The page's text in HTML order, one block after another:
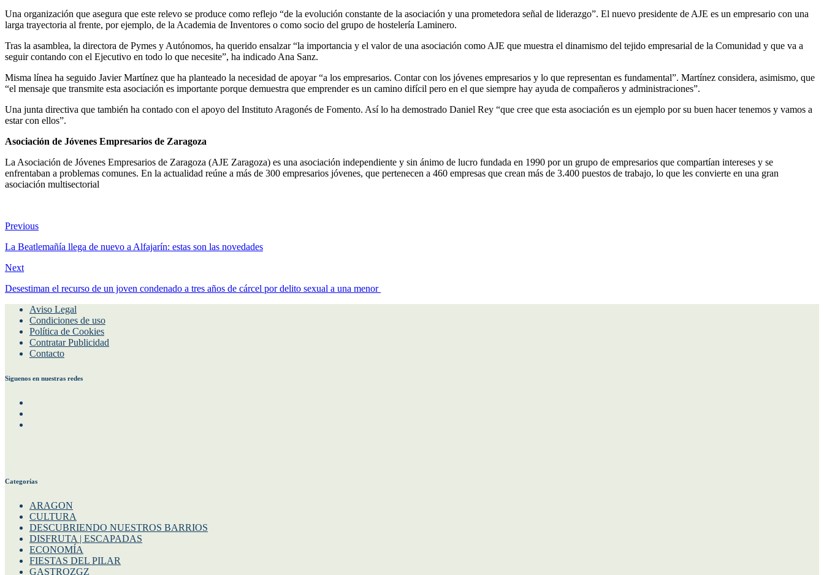
Una organización que asegura que este relevo se produce como reflejo “de la evolución constante de la asociación y una prometedora señal de liderazgo”. El nuevo presidente de AJE es un empresario con una
larga trayectoria al frente, por ejemplo, de la Academia de Inventores o como socio del grupo de hostelería Laminero.
Tras la asamblea, la directora de Pymes y Autónomos, ha querido ensalzar “la importancia y el valor de una asociación como AJE que muestra el dinamismo del tejido empresarial de la Comunidad y que va a
seguir contando con el Ejecutivo en todo lo que necesite”, ha indicado Ana Sanz.
Misma línea ha seguido Javier Martínez que ha planteado la necesidad de apoyar “a los empresarios. Contar con los jóvenes empresarios y lo que representan es fundamental”. Martínez considera, asimismo, que
“el mensaje que transmite esta asociación es importante porque demuestra que emprender es un camino difícil pero en el que siempre hay ayuda de compañeros y administraciones”.
Una junta directiva que también ha contado con el apoyo del Instituto Aragonés de Fomento. Así lo ha demostrado Daniel Rey “que cree que esta asociación es un ejemplo por su buen hacer tenemos y vamos a
estar con ellos”.
Asociación de Jóvenes Empresarios de Zaragoza
La Asociación de Jóvenes Empresarios de Zaragoza (AJE Zaragoza) es una asociación independiente y sin ánimo de lucro fundada en 1990 por un grupo de empresarios que compartían intereses y se
enfrentaban a problemas comunes. En la actualidad reúne a más de 300 empresarios jóvenes, que pertenecen a 460 empresas que crean más de 3.400 puestos de trabajo, lo que les convierte en una gran
asociación multisectorial
Previous
La Beatlemañía llega de nuevo a Alfajarín: estas son las novedades
Next
Desestiman el recurso de un joven condenado a tres años de cárcel por delito sexual a una menor
Aviso Legal
Condiciones de uso
Política de Cookies
Contratar Publicidad
Contacto
Siguenos en nuestras redes
Categorías
ARAGON
CULTURA
DESCUBRIENDO NUESTROS BARRIOS
DISFRUTA | ESCAPADAS
ECONOMÍA
FIESTAS DEL PILAR
GASTROZGZ